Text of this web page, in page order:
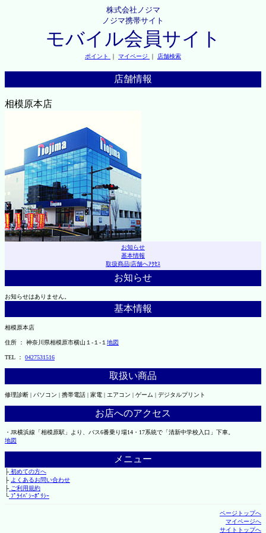
株式会社ノジマ
ノジマ携帯サイト
モバイル会員サイト
ポイント ｜ マイページ ｜ 店舗検索
店舗情報
相模原本店
お知らせ
基本情報
取扱商品|店舗へｱｸｾｽ
お知らせ
お知らせはありません。
基本情報
相模原本店
住所 ： 神奈川県相模原市横山１-１-１ 地図
TEL ： 0427531516
取扱い商品
修理診断 | パソコン | 携帯電話 | 家電 | エアコン | ゲーム | デジタルプリント
お店へのアクセス
・JR横浜線「相模原駅」より、バス6番乗り場14・17系統で「清新中学校入口」下車。
地図
メニュー
├初めての方へ
├ よくあるお問い合わせ
├ご利用規約
└ﾌﾟﾗｲﾊﾞｼｰﾎﾟﾘｼｰ
ページトップへ
マイページへ
サイトトップへ